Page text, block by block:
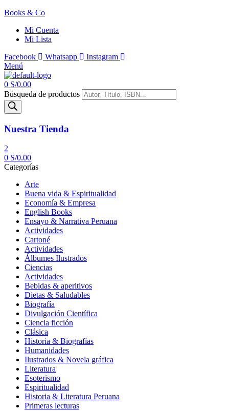
Books & Co
Mi Cuenta
Mi Lista
Facebook
Whatsapp
Instagram
Menú
0 S/0.00
Búsqueda de productos
Nuestra Tienda
2
0 S/0.00
Categorías
Arte
Buena vida & Espiritualidad
Economía & Empresa
English Books
Ensayo & Narrativa Peruana
Actividades
Cartoné
Actividades
Álbumes Ilustrados
Ciencias
Actividades
Bebidas & aperitivos
Dietas & Saludables
Biografía
Divulgación Científica
Ciencia ficción
Clásica
Historia & Biografías
Humanidades
Ilustrados & Novela gráfica
Literatura
Esoterismo
Espiritualidad
Historia & Literatura Peruana
Primeras lecturas